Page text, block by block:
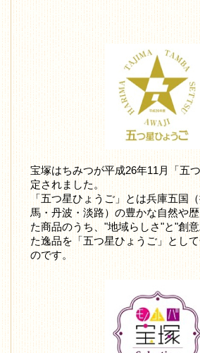
宝塚はちみつが平成26年11月「五
定されました。
「五つ星ひょうご」とは兵庫五国
馬・丹波・淡路）の豊かな自然や
た商品のうち、"地域らしさ"と"創
た逸品を「五つ星ひょうご」とし
のです。